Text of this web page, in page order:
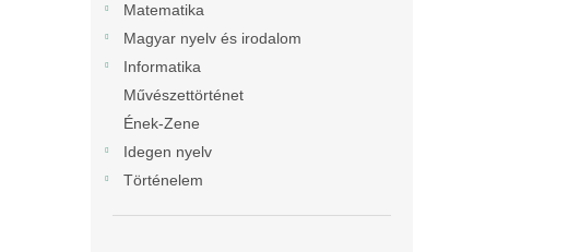
Matematika
Magyar nyelv és irodalom
Informatika
Művészettörténet
Ének-Zene
Idegen nyelv
Történelem